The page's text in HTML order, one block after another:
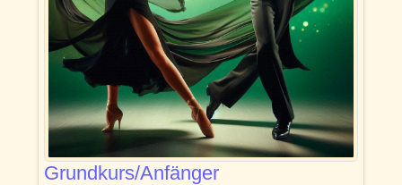
Grundkurs/Anfänger